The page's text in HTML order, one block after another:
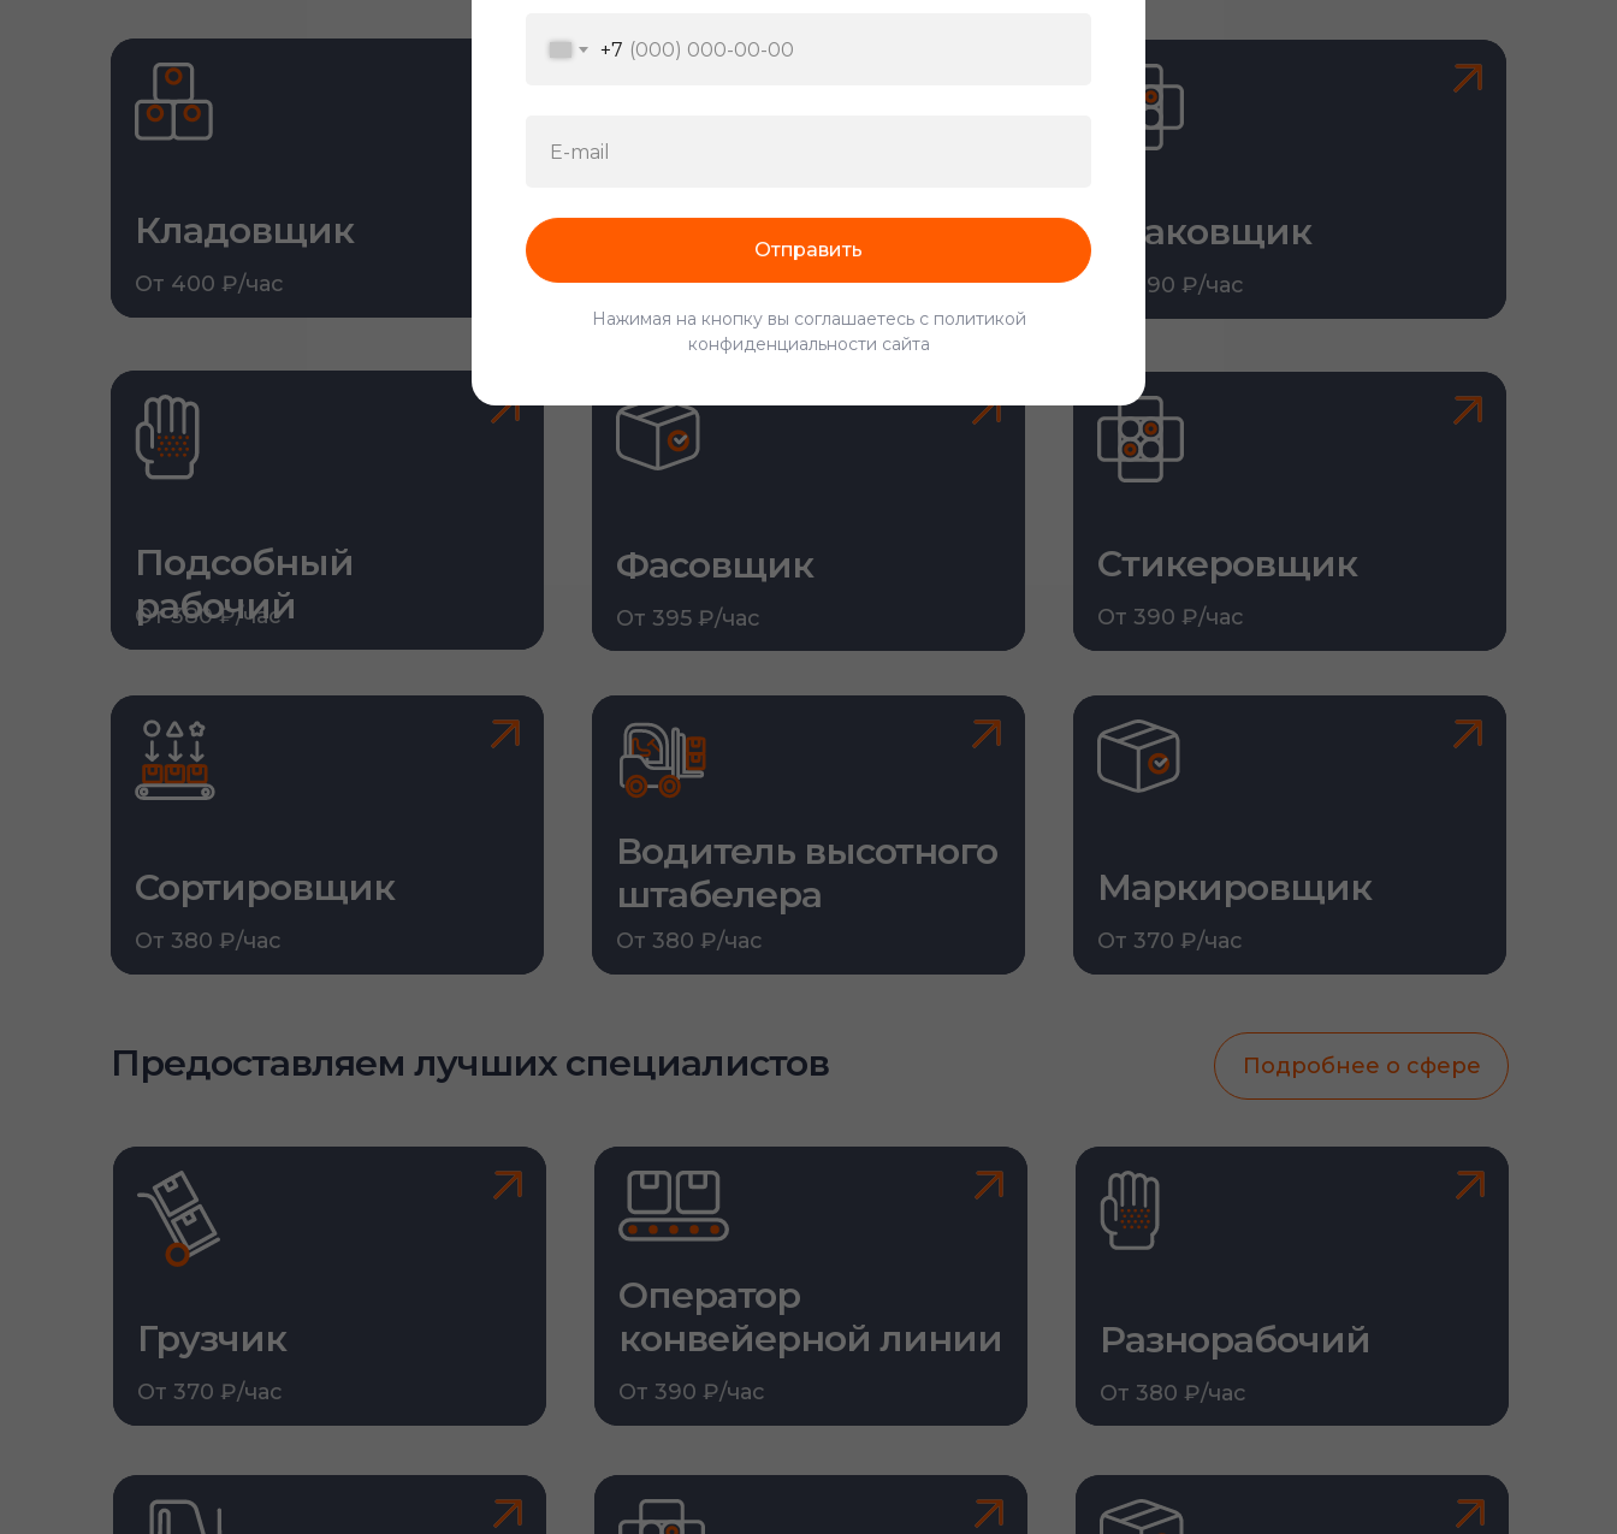
+7
Отправить
Нажимая на кнопку вы соглашаетесь с политикой
конфиденциальности сайта
Упаковщик
От 390 ₽/час
Кладовщик
От 400 ₽/час
Комплектовщик
От 395 ₽/час
Стикеровщик
От 390 ₽/час
Сортировщик
От 380 ₽/час
Подсобный
рабочий
От 380 ₽/час
Водитель высотного
штабелера
От 380 ₽/час
Маркировщик
От 370 ₽/час
Фасовщик
От 395 ₽/час
Предоставляем лучших специалистов
Оператор
конвейерной линии
От 390 ₽/час
Разнорабочий
От 380 ₽/час
Грузчик
От 370 ₽/час
Подробнее о сфере